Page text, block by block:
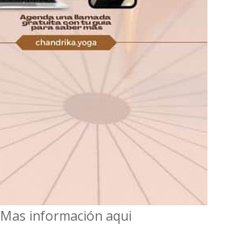
Mas información aqui